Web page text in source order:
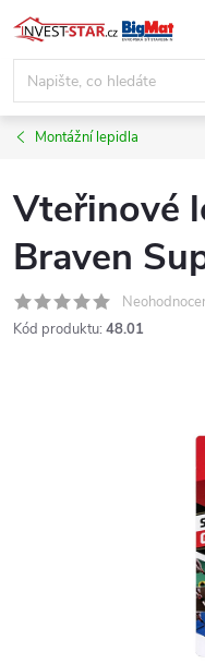
Přejít
na
obsah
Montážní lepidla
Vteřinové
Braven
Kód produktu: 48.01